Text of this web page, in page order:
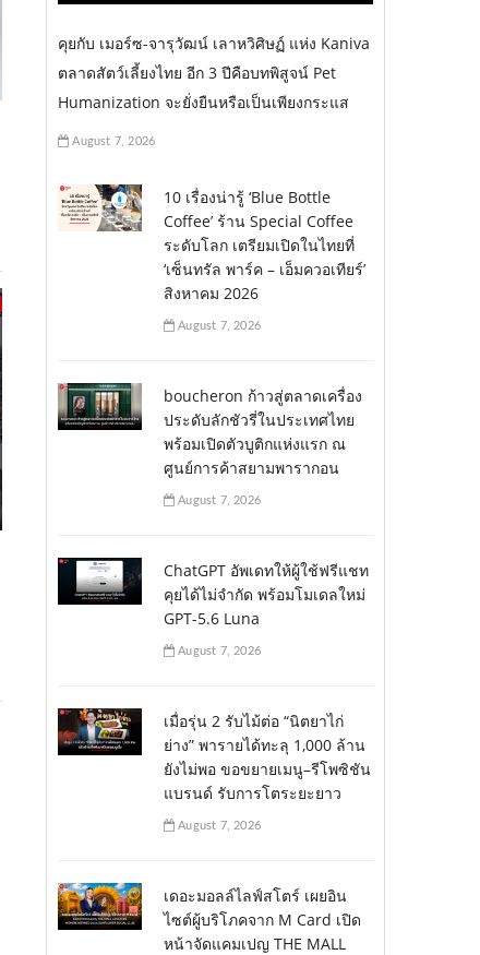
คุยกับ เมอร์ซ-จารุวัฒน์ เลาหวิศิษฏ์ แห่ง Kaniva
ตลาดสัตว์เลี้ยงไทย อีก 3 ปีคือบทพิสูจน์ Pet
Humanization จะยั่งยืนหรือเป็นเพียงกระแส
August 7, 2026
10 เรื่องน่ารู้ ‘Blue Bottle
Coffee’ ร้าน Special Coffee
ระดับโลก เตรียมเปิดในไทยที่
‘เซ็นทรัล พาร์ค – เอ็มควอเทียร์’
สิงหาคม 2026
August 7, 2026
boucheron ก้าวสู่ตลาดเครื่อง
ประดับลักชัวรี่ในประเทศไทย
พร้อมเปิดตัวบูติกแห่งแรก ณ
ศูนย์การค้าสยามพารากอน
August 7, 2026
ChatGPT อัพเดทให้ผู้ใช้ฟรีแชท
คุยได้ไม่จำกัด พร้อมโมเดลใหม่
GPT-5.6 Luna
August 7, 2026
เมื่อรุ่น 2 รับไม้ต่อ “นิตยาไก่
ย่าง” พารายได้ทะลุ 1,000 ล้าน
ยังไม่พอ ขอขยายเมนู–รีโพซิชัน
แบรนด์ รับการโตระยะยาว
August 7, 2026
เดอะมอลล์ไลฟ์สโตร์ เผยอิน
ไซต์ผู้บริโภคจาก M Card เปิด
หน้าจัดแคมเปญ THE MALL